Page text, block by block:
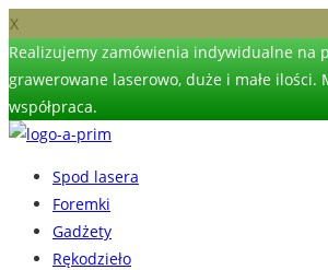
X
Realizujemy zamówienia indywidualne na
grawerowane laserowo, duże i małe ilości.
współpraca.
Skip
content
Spod lasera
Foremki
Gadżety
Rękodzieło